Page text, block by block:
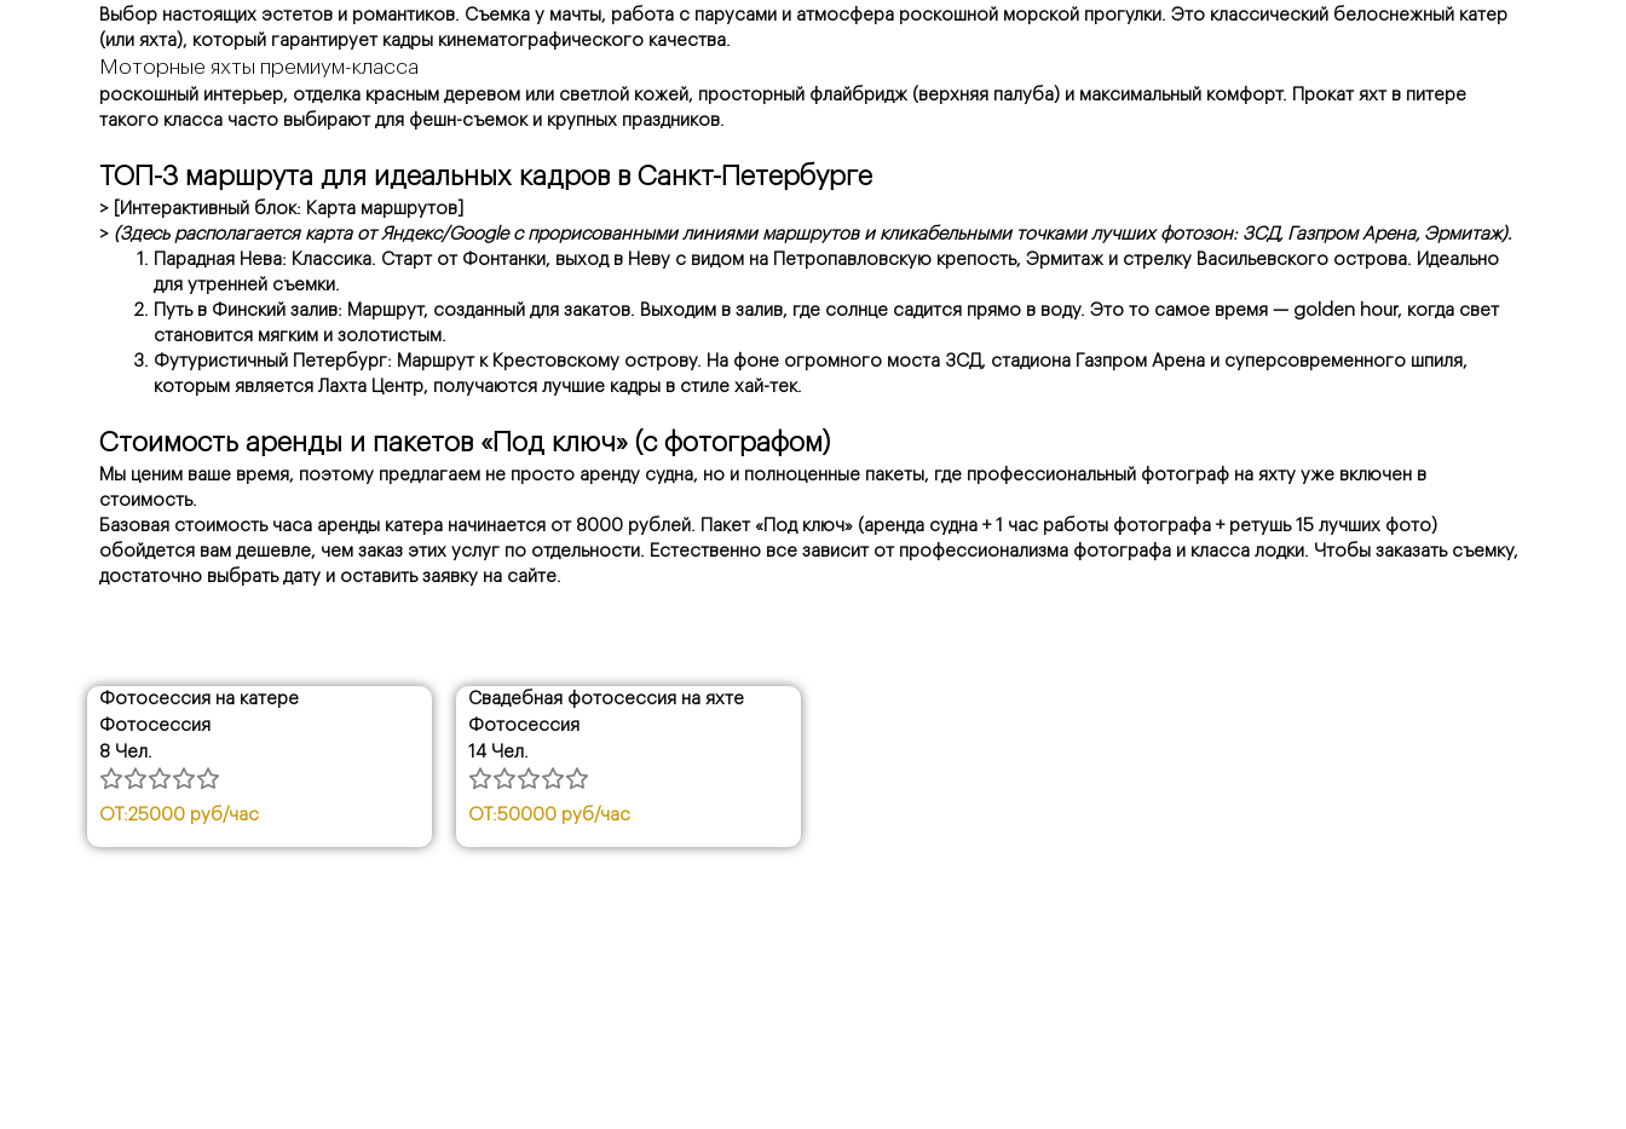
Выбор настоящих эстетов и романтиков. Съемка у мачты, работа с парусами и атмосфера роскошной морской прогулки. Это классический белоснежный катер
(или яхта), который гарантирует кадры кинематографического качества.
Моторные яхты премиум-класса
роскошный интерьер, отделка красным деревом или светлой кожей, просторный флайбридж (верхняя палуба) и максимальный комфорт. Прокат яхт в питере
такого класса часто выбирают для фешн-съемок и крупных праздников.
ТОП-3 маршрута для идеальных кадров в Санкт-Петербурге
> [Интерактивный блок: Карта маршрутов]
> (Здесь располагается карта от Яндекс/Google с прорисованными линиями маршрутов и кликабельными точками лучших фотозон: ЗСД, Газпром Арена, Эрмитаж).
Парадная Нева: Классика. Старт от Фонтанки, выход в Неву с видом на Петропавловскую крепость, Эрмитаж и стрелку Васильевского острова. Идеально
для утренней съемки.
Путь в Финский залив: Маршрут, созданный для закатов. Выходим в залив, где солнце садится прямо в воду. Это то самое время — golden hour, когда свет
становится мягким и золотистым.
Футуристичный Петербург: Маршрут к Крестовскому острову. На фоне огромного моста ЗСД, стадиона Газпром Арена и суперсовременного шпиля,
которым является Лахта Центр, получаются лучшие кадры в стиле хай-тек.
Стоимость аренды и пакетов «Под ключ» (с фотографом)
Мы ценим ваше время, поэтому предлагаем не просто аренду судна, но и полноценные пакеты, где профессиональный фотограф на яхту уже включен в
стоимость.
Базовая стоимость часа аренды катера начинается от 8000 рублей. Пакет «Под ключ» (аренда судна + 1 час работы фотографа + ретушь 15 лучших фото)
обойдется вам дешевле, чем заказ этих услуг по отдельности. Естественно все зависит от профессионализма фотографа и класса лодки. Чтобы заказать съемку,
достаточно выбрать дату и оставить заявку на сайте.
Фотосессия на катере
Фотосессия
8 Чел.
ОТ:25000 руб/час
Свадебная фотосессия на яхте
Фотосессия
14 Чел.
ОТ:50000 руб/час